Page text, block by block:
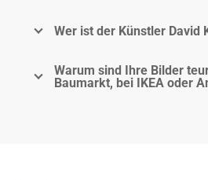
Wer ist der Künstler David
Warum sind Ihre Bilder
Baumarkt, bei IKEA oder